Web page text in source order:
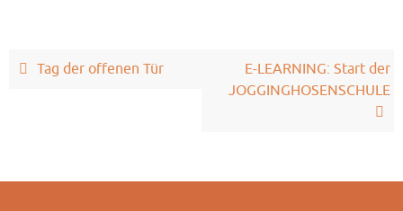
Tag der offenen Tür
E-LEARNING: Start der
JOGGINGHOSENSCHULE